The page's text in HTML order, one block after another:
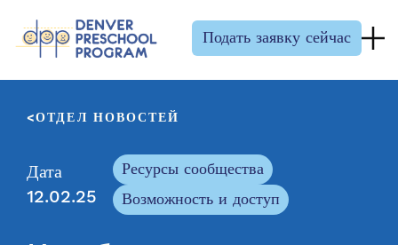
Подать заявку сейчас
ОТДЕЛ НОВОСТЕЙ
Дата
12.02.25
Ресурсы сообщества
Возможность и доступ